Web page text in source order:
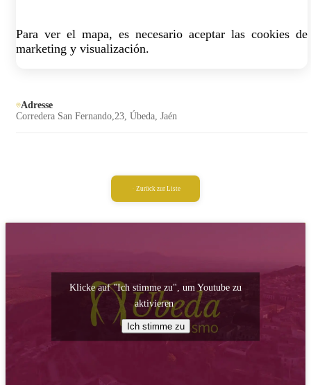
Para ver el mapa, es necesario aceptar las cookies de
marketing y visualización.
Adresse
Corredera San Fernando,23, Úbeda, Jaén
Zurück zur Liste
Klicke auf "Ich stimme zu", um Youtube zu
aktivieren
Ich stimme zu